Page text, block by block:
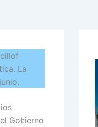
La
Gobierno